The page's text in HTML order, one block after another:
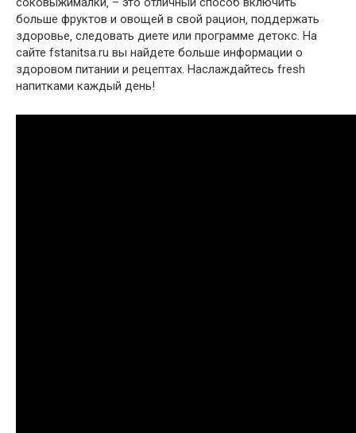
больше фруктов и овощей в свой рацион‚ поддержать
здоровье‚ следовать диете или программе детокс. На
сайте fstanitsa.ru вы найдете больше информации о
здоровом питании и рецептах. Наслаждайтесь fresh
напитками каждый день!